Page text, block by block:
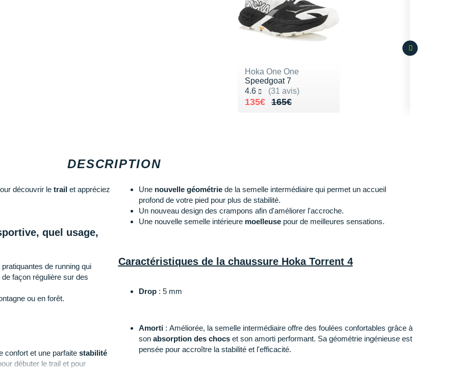
DESCRIPTION
découvrir le trail et appréciez
quel usage,
de running qui
façon régulière sur des
ou en forêt.
confort et une parfaite stabilité
débuter le trail et pour
Une nouvelle géométriede la semelle intermédiaire qui permet un accueil
profond de votre pied pour plus de stabilité.
Un nouveau design des crampons afin d'améliorer l'accroche.
Une nouvelle semelle intérieure moelleusepour de meilleures sensations.
Caractéristiques de la chaussure Hoka Torrent 4
Drop: 5 mm
Amorti: Améliorée, la semelle intermédiaire offre des foulées confortables grâce à
son absorption des chocset son amorti performant. Sa géométrie ingénieuse est
pensée pour accroître la stabilité et l'efficacité.
Hoka One One
Speedgoat 7
4.6
(31 avis)
Noté 4.6 sur 5
165€
Au lieu de 165€
135€
Vendu 135€